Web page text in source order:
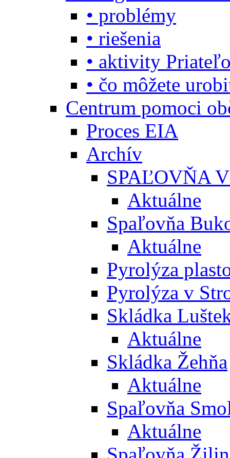
• problémy
• riešenia
• aktivity
• čo môžete
Centrum pomoci
Proces EIA
Archív
SPAĽOVŇA
Aktuálne
Spaľovňa
Aktuálne
Pyrolýza
Pyrolýza v
Skládka
Aktuálne
Skládka Žehňa
Aktuálne
Spaľovňa
Aktuálne